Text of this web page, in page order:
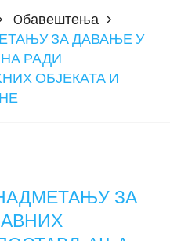
Oбавештења
ЗА ДАВАЊЕ У
РАДИ
ОБЈЕКАТА И
ЗА